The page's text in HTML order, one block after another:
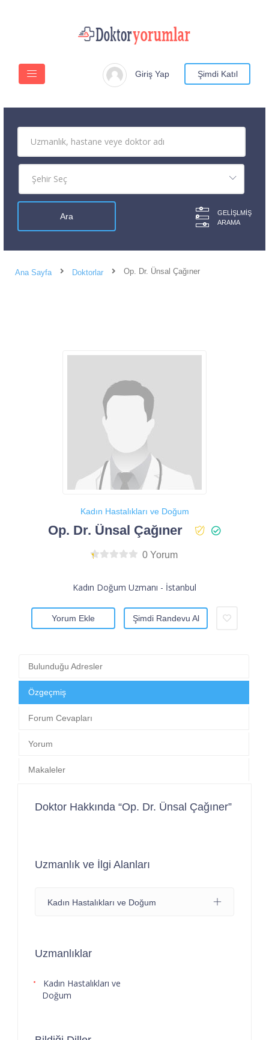
Giriş Yap Şimdi Katıl
GELIŞLMIŞ
ARAMA
Ana Sayfa Doktorlar Op. Dr. Ünsal Çağıner
Kadın Hastalıkları ve Doğum
Op. Dr. Ünsal Çağıner
0 Yorum
Kadın Doğum Uzmanı - İstanbul
Yorum Ekle Şimdi Randevu Al
Bulunduğu Adresler
Özgeçmiş
Forum Cevapları
Yorum
Makaleler
Doktor Hakkında “Op. Dr. Ünsal Çağıner”
Uzmanlık ve İlgi Alanları
Kadın Hastalıkları ve Doğum
Uzmanlıklar
Kadın Hastalıkları ve
Doğum